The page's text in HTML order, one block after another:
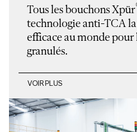
Tous les bouchons Xpür
technologie anti-TCA
efficace au monde
granulés.
VOIR PLUS